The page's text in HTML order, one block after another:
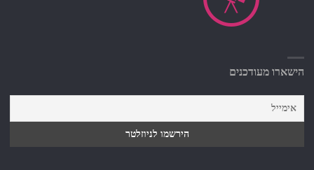
הישארו מעודכנים